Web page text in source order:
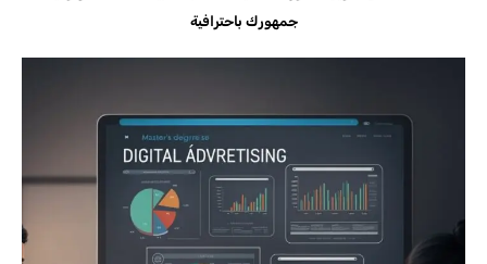
جمهورك باحترافية